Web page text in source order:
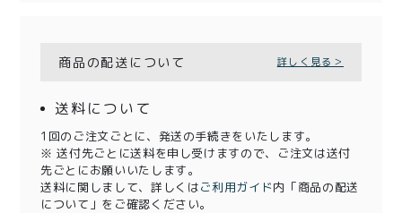
商品の配送について 詳しく見る＞
送料について
1回のご注文ごとに、発送の手続きをいたします。
※ 送付先ごとに送料を申し受けますので、ご注文は送付
先ごとにお願いいたします。
送料に関しまして、詳しくはご利用ガイド内「商品の配送
について」をご確認ください。